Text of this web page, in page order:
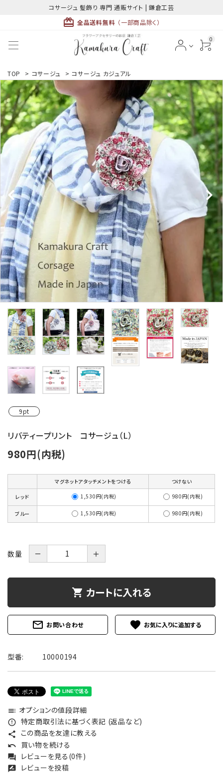
コサージュ 髪飾り 専門 通販サイト | 鎌倉工芸
card_giftcard 全品送料無料 （一部商品除く）
0
ACCOUNT MENU
ようこそ ゲスト 様
meeting_room ログイン 新規会員登録
最近チェックした商品
カテゴリーから探す
コサージュの色から探す
和装髪飾りの色から探す
シーンから探す
コンテンツ
TOP > コサージュ > コサージュ カジュアル
9pt
リバティープリント コサージュ（L）
980円(内税)
マグネットアタッチメントをつける つけない
レッド 1,530円(内税) 980円(内税)
ブルー 1,530円(内税) 980円(内税)
数量 － ＋
shopping_cart カートに入れる
mail_outline お問い合わせ favorite
型番: 10000194
toc オプションの値段詳細
error_outline 特定商取引法に基づく表記 (返品など)
share この商品を友達に教える
undo 買い物を続ける
forum レビューを見る(0件)
rate_review レビューを投稿